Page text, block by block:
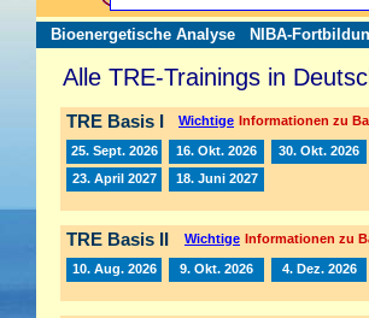
Bioenergetische Analyse NIBA-
Alle TRE-Trainings in
TRE Basis I Wichtige Informationen zu
25. Sept. 2026 16. Okt. 2026 30. Okt. 2026
23. April 2027
18. Juni 2027
TRE Basis II Wichtige Informationen zu
10. Aug. 2026 9. Okt. 2026 4. Dez. 2026